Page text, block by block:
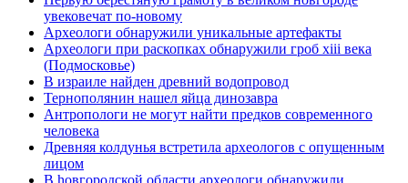
увековечат по-новому
Археологи обнаружили уникальные артефакты
Археологи при раскопках обнаружили гроб xiii века
(Подмосковье)
В израиле найден древний водопровод
Тернополянин нашел яйца динозавра
Антропологи не могут найти предков современного
человека
Древняя колдунья встретила археологов с опущенным
лицом
В hовгородской области археологи обнаружили